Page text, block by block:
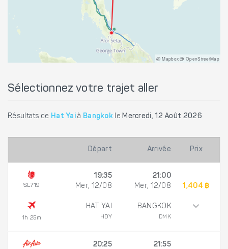
@ Mapbox @ OpenStreetMap
Sélectionnez votre trajet aller
Résultats de Hat Yai à Bangkok le Mercredi, 12 Août 2026
Départ Arrivée Prix
SL719
1h 25m
19:35
Mer, 12/08
HAT YAI
HDY
21:00
Mer, 12/08
BANGKOK
DMK
1,404 ฿
20:25
21:55